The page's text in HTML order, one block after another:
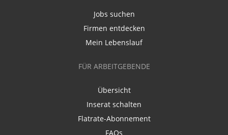
Jobs suchen
Firmen entdecken
Mein Lebenslauf
FÜR ARBEITGEBENDE
Übersicht
Inserat schalten
Flatrate-Abonnement
FAQs